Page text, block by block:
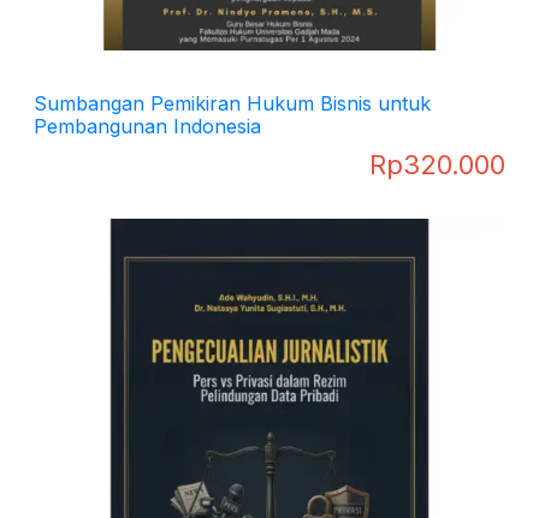
Sumbangan Pemikiran Hukum Bisnis untuk
Pembangunan Indonesia
Rp320.000